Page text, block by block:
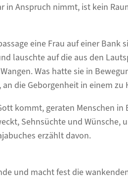
in Anspruch nimmt, ist kein
eine Frau auf einer Bank
lauschte auf die aus den
Was hatte sie in
die Geborgenheit in einem zu
kommt, geraten Menschen
Sehnsüchte und Wünsche,
erzählt davon.
und macht fest die